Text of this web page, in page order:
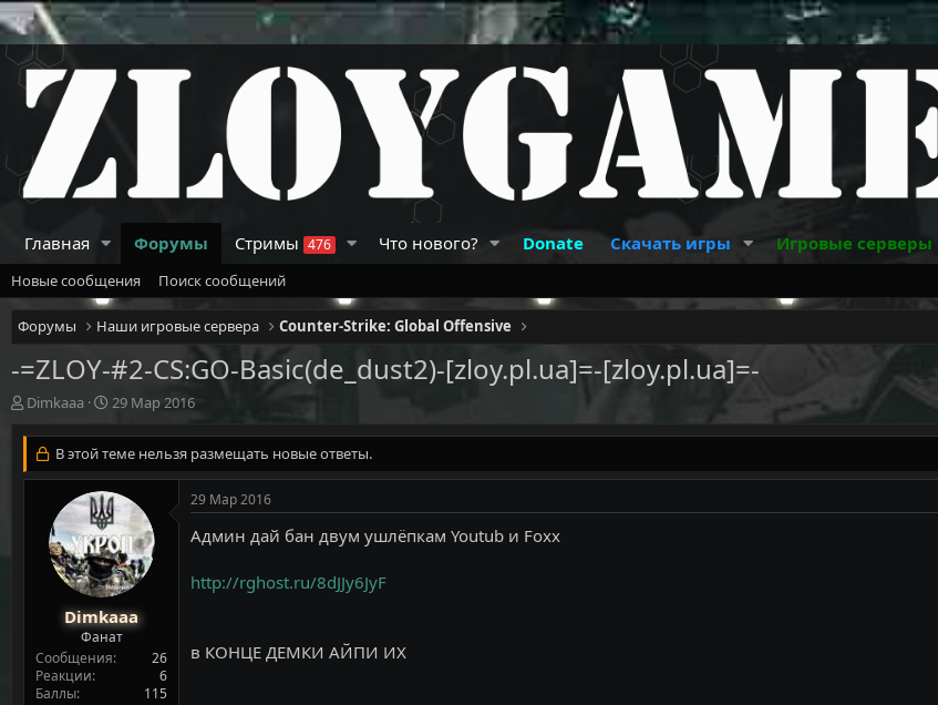
Главная Форумы Стримы 476 Что нового? Donate Скачать игры Игровые серверы
Новые сообщения Поиск сообщений
Форумы Наши игровые сервера Counter-Strike: Global Offensive
-=ZLOY-#2-CS:GO-Basi​c(de_dust2)-[zloy.pl​.ua]=-​[zloy.pl.ua]=-
А
в
т
р
Dimkaaa
Д
а
т
а
н
а
ч
а
л
а
29 Мар 2016
В этой теме нельзя размещать новые ответы.
Dimkaaa
Фанат
Сообщения
26
Реакции
6
Баллы
115
29 Мар 2016
Админ дай бан двум ушлёпкам Youtub и Foxx
http://rghost.ru/8dJJy6JyF
в КОНЦЕ ДЕМКИ АЙПИ ИХ